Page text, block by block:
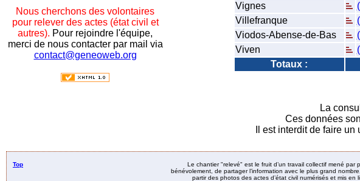
Nous cherchons des volontaires
pour relever des actes (état civil et
autres). Pour rejoindre l'équipe,
merci de nous contacter par mail via
contact@geneoweb.org
Vignes
Villefranque
Viodos-Abense-de-Bas
Viven
Totaux :
La
Ces données
Il est interdit de faire
Top
Le chantier "relevé" est le fruit d’un travail collectif mené
bénévolement, de partager l’information avec le plus grand
partir des photos des actes d’état civil numérisés et mis